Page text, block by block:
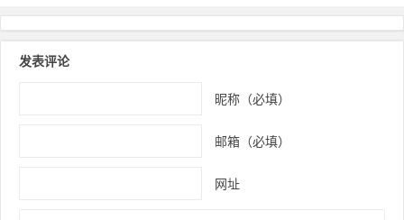
发表评论
昵称（必填）
邮箱（必填）
网址